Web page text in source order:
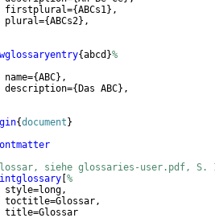
firstplural=
{ABCs1} ,
plural=
{ABCs2} ,
{abcd }%
name=
{ABC} ,
description=
{ Das ABC} ,
{document }
siehe glossaries-user.pdf,
%
style=long,
toctitle=Glossar,
title=Glossar